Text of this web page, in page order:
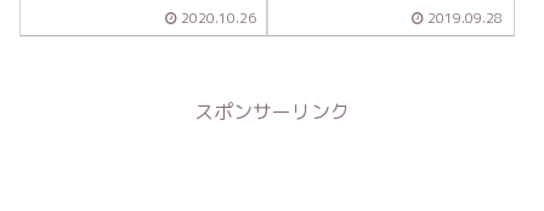
2020.10.26 2019.09.28
スポンサーリンク